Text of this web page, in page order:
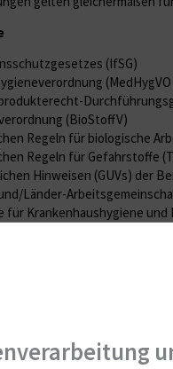
(IfSG)
(MedHygVO
(BioStoffV)
Regeln für biologische
Regeln für Gefahrstoffe
Hinweisen (GUVs) der
Länder-
für Krankenhaushygiene
unter Einbeziehung
bildet die Grundlage für die